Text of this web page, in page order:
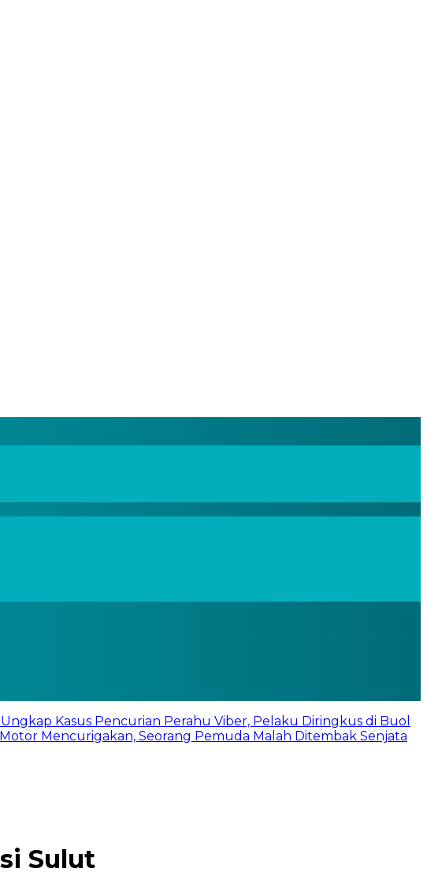
Kasus Pencurian Perahu Viber, Pelaku Diringkus di Buol
Mencurigakan, Seorang Pemuda Malah Ditembak Senjata
Sulut